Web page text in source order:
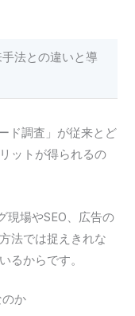
法との違いと導
ド調査」が従来とど
ットが得られるの
現場やSEO、広告の
法では捉えきれな
るからです。
か